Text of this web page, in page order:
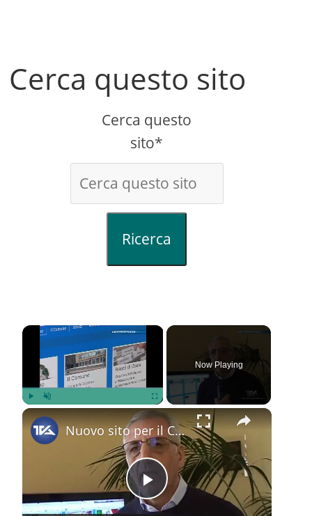
Cerca questo sito
Cerca questo
sito*
Ricerca
×
Now Playing
×
P
Nuovo sito per il Comune di Adrano